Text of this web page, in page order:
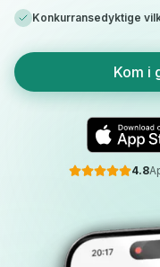
Konkurransedyktige
Kom i
4.8